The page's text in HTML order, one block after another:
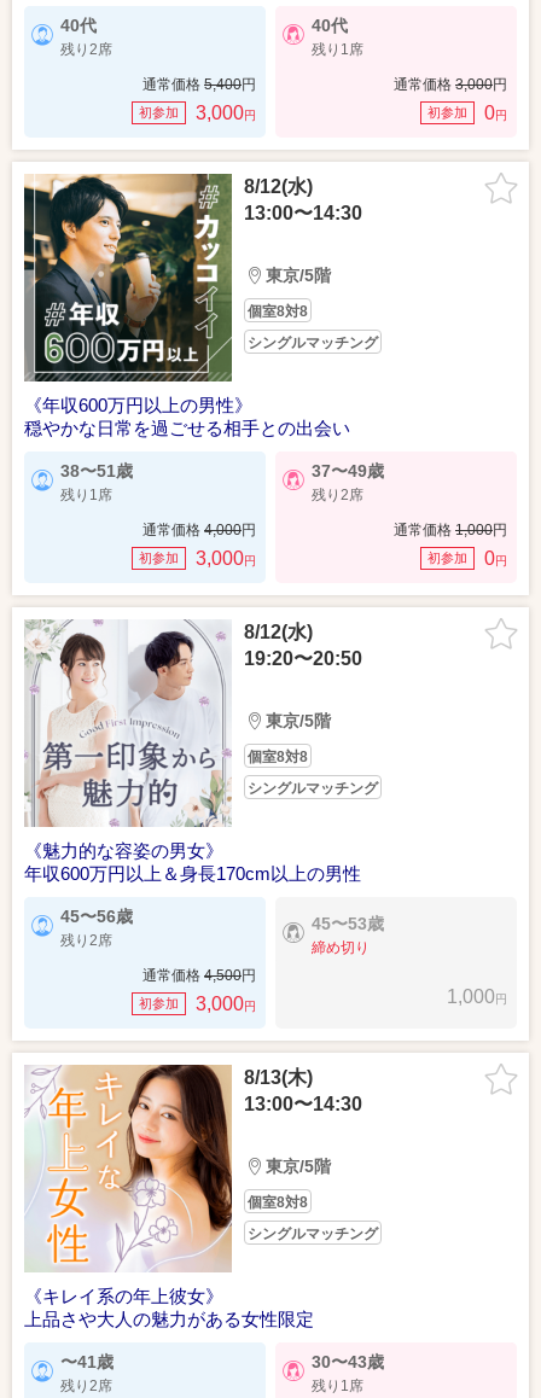
40代
残り2席
通常価格 5,400円
初参加 3,000円
40代
残り1席
通常価格 3,000円
初参加 0円
8/12(水)
13:00〜14:30
東京/5階
個室8対8
シングルマッチング
《年収600万円以上の男性》
穏やかな日常を過ごせる相手との出会い
38〜51歳
残り1席
通常価格 4,000円
初参加 3,000円
37〜49歳
残り2席
通常価格 1,000円
初参加 0円
8/12(水)
19:20〜20:50
東京/5階
個室8対8
シングルマッチング
《魅力的な容姿の男女》
年収600万円以上＆身長170cm以上の男性
45〜56歳
残り2席
通常価格 4,500円
初参加 3,000円
45〜53歳
締め切り
1,000円
8/13(木)
13:00〜14:30
東京/5階
個室8対8
シングルマッチング
《キレイ系の年上彼女》
上品さや大人の魅力がある女性限定
〜41歳
残り2席
30〜43歳
残り1席